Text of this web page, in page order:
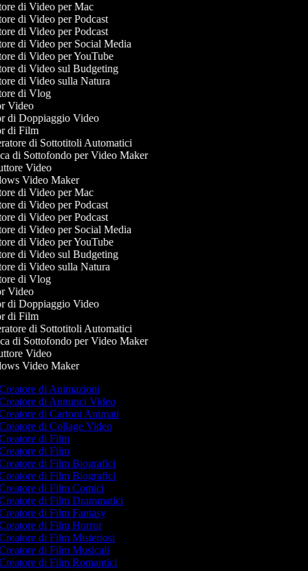
di Video per Mac
di Video per Podcast
di Video per Podcast
di Video per Social Media
di Video per YouTube
di Video sul Budgeting
di Video sulla Natura
di Vlog
Video
di Doppiaggio Video
di Film
di Sottotitoli Automatici
di Sottofondo per Video Maker
Video
Video Maker
di Video per Mac
di Video per Podcast
di Video per Podcast
di Video per Social Media
di Video per YouTube
di Video sul Budgeting
di Video sulla Natura
di Vlog
Video
di Doppiaggio Video
di Film
di Sottotitoli Automatici
di Sottofondo per Video Maker
Video
Video Maker
di Animazioni
di Annunci Video
di Cartoni Animati
di Collage Video
di Film
di Film
di Film Biografici
di Film Biografici
di Film Comici
di Film Drammatici
di Film Fantasy
di Film Horror
di Film Misteriosi
di Film Musicali
di Film Romantici